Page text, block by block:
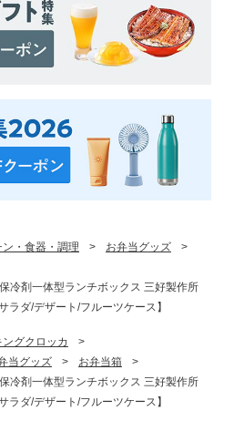
ン・食器・調理 > お弁当グッズ
>
冷剤一体型ランチボックス 三好製作所
ラダ/デザート/フルーツケース】
ングクロッカ
>
当グッズ > お弁当箱
>
冷剤一体型ランチボックス 三好製作所
ラダ/デザート/フルーツケース】